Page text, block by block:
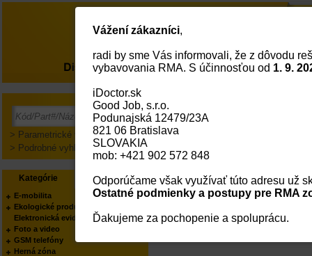
> Parametrické vyhľadávanie
> Podrobné vyhľadávanie
Kategórie Výrobcovia
E-mobilita
Ekologické produkty
Elektronická evidencia tržieb
Foto a video
GSM telefóny
Herná zóna
O nás
Vážení zákazníci,
radi by sme Vás informovali, že z dôvodu
vybavovania RMA. S účinnosťou od 1. 9.
iDoctor.sk
Good Job, s.r.o.
Podunajská 12479/23A
821 06 Bratislava
SLOVAKIA
mob: +421 902 572 848
Odporúčame však využívať túto adresu už
Ostatné podmienky a postupy pre RMA
Ďakujeme za pochopenie a spoluprácu.